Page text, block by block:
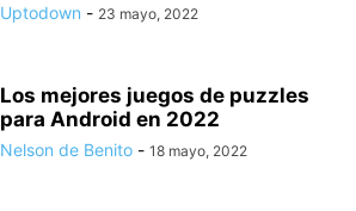
Uptodown - 23 mayo, 2022
Los mejores juegos de puzzles
para Android en 2022
Nelson de Benito - 18 mayo, 2022